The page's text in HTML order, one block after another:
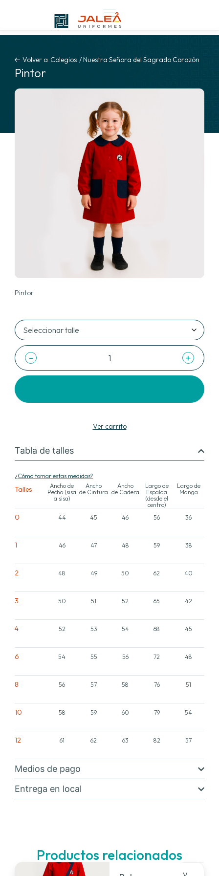
Volver a Colegios /Nuestra Señora del Sagrado Corazón
Pintor
Pintor
- +
Ver carrito
Tabla de talles
¿Cómo tomar estas medidas?
Talles
Ancho de
Pecho (sisa
a sisa)
Ancho
de Cintura
Ancho
de Cadera
Largo de
Espalda
(desde el
centro)
Largo de
Manga
0 44 45 46 56 36
1 46 47 48 59 38
2 48 49 50 62 40
3 50 51 52 65 42
4 52 53 54 68 45
6 54 55 56 72 48
8 56 57 58 76 51
10 58 59 60 79 54
12 61 62 63 82 57
Medios de pago
Entrega en local
Productos relacionados